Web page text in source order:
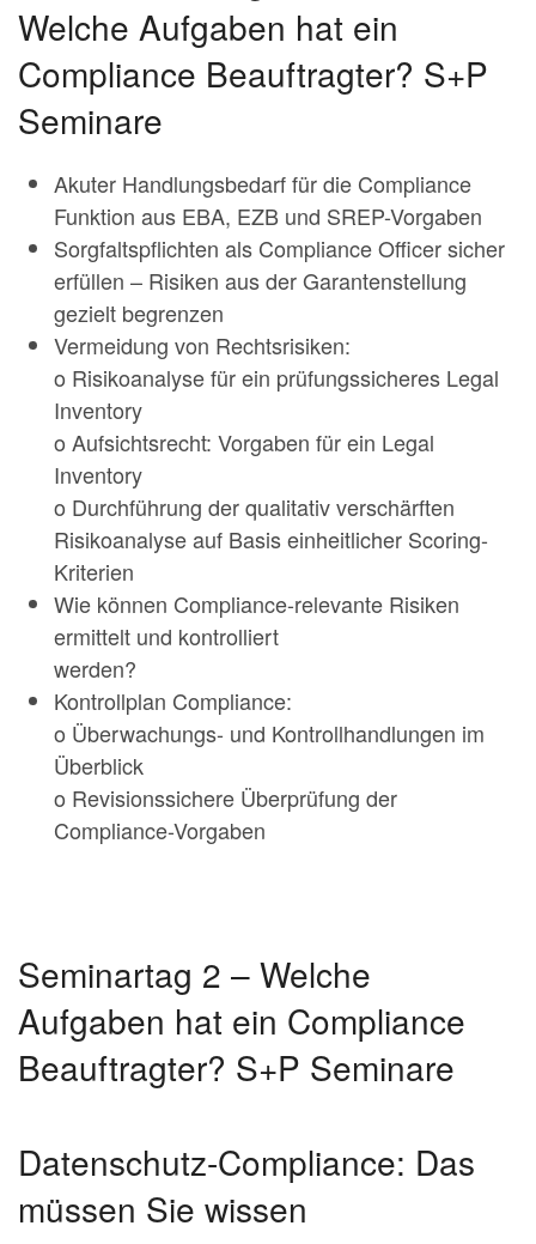
Welche Aufgaben hat ein
Compliance Beauftragter? S+P
Seminare
Akuter Handlungsbedarf für die Compliance
Funktion aus EBA, EZB und SREP-Vorgaben
Sorgfaltspflichten als Compliance Officer sicher
erfüllen – Risiken aus der Garantenstellung
gezielt begrenzen
Vermeidung von Rechtsrisiken:
o Risikoanalyse für ein prüfungssicheres Legal
Inventory
o Aufsichtsrecht: Vorgaben für ein Legal
Inventory
o Durchführung der qualitativ verschärften
Risikoanalyse auf Basis einheitlicher Scoring-
Kriterien
Wie können Compliance-relevante Risiken
ermittelt und kontrolliert
werden?
Kontrollplan Compliance:
o Überwachungs- und Kontrollhandlungen im
Überblick
o Revisionssichere Überprüfung der
Compliance-Vorgaben
Seminartag 2 – Welche
Aufgaben hat ein Compliance
Beauftragter? S+P Seminare
Datenschutz-Compliance: Das
müssen Sie wissen